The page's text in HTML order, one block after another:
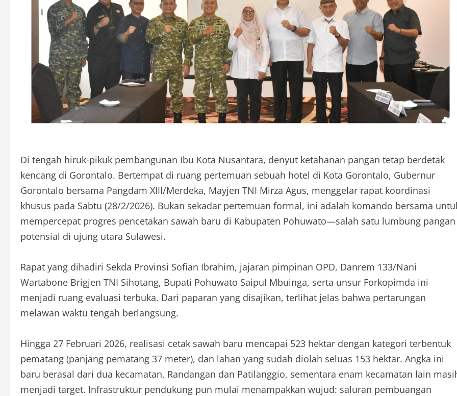
Di tengah hiruk-pikuk pembangunan Ibu Kota Nusantara, denyut ketahanan pangan tetap berdetak
kencang di Gorontalo. Bertempat di ruang pertemuan sebuah hotel di Kota Gorontalo, Gubernur
Gorontalo bersama Pangdam XIII/Merdeka, Mayjen TNI Mirza Agus, menggelar rapat koordinasi
khusus pada Sabtu (28/2/2026). Bukan sekadar pertemuan formal, ini adalah komando bersama
mempercepat progres pencetakan sawah baru di Kabupaten Pohuwato—salah satu lumbung pangan
potensial di ujung utara Sulawesi.
Rapat yang dihadiri Sekda Provinsi Sofian Ibrahim, jajaran pimpinan OPD, Danrem 133/Nani
Wartabone Brigjen TNI Sihotang, Bupati Pohuwato Saipul Mbuinga, serta unsur Forkopimda ini
menjadi ruang evaluasi terbuka. Dari paparan yang disajikan, terlihat jelas bahwa pertarungan
melawan waktu tengah berlangsung.
Hingga 27 Februari 2026, realisasi cetak sawah baru mencapai 523 hektar dengan kategori terbentuk
pematang (panjang pematang 37 meter), dan lahan yang sudah diolah seluas 153 hektar. Angka ini
baru berasal dari dua kecamatan, Randangan dan Patilanggio, sementara enam kecamatan lain
menjadi target. Infrastruktur pendukung pun mulai menampakkan wujud: saluran pembuangan